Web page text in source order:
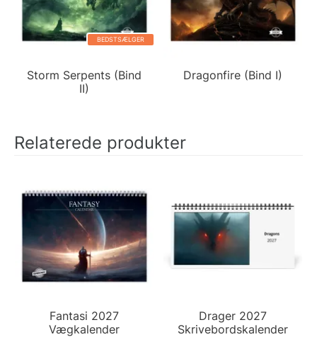
BEDSTSÆLGER
Storm Serpents (Bind
II)
Dragonfire (Bind I)
Relaterede produkter
Fantasi 2027
Vægkalender
Drager 2027
Skrivebordskalender